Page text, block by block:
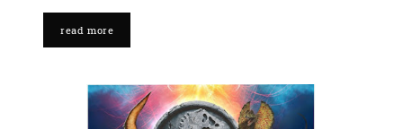
read more